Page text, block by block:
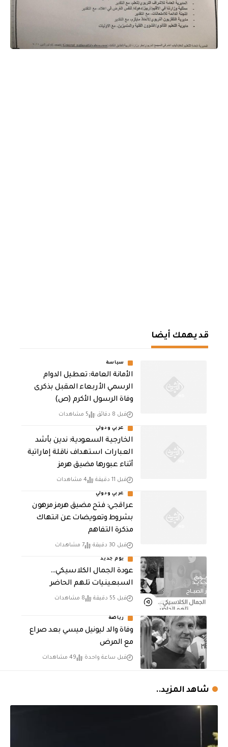
قد يهمك أيضا
سياسة
الأمانة العامة: تعطيل الدوام
الرسمي الأربعاء المقبل بذكرى
وفاة الرسول الأكرم (ص)
قبل 8 دقائق 5 مشاهدات
عربي ودولي
‏الخارجية السعودية: ندين بأشد
العبارات استهداف ناقلة إماراتية
أثناء عبورها مضيق هرمز
قبل 11 دقيقة 4 مشاهدات
عربي ودولي
عراقجي: فتح مضيق هرمز مرهون
بشروط وتعويضات عن انتهاك
مذكرة التفاهم
قبل 30 دقيقة 7 مشاهدات
يوم جديد
عودة الجمال الكلاسيكي…
السبعينيات تلهم الحاضر
قبل 55 دقيقة 8 مشاهدات
رياضة
وفاة والد ليونيل ميسي بعد صراع
مع المرض
قبل ساعة واحدة 49 مشاهدات
شاهد المزيد..